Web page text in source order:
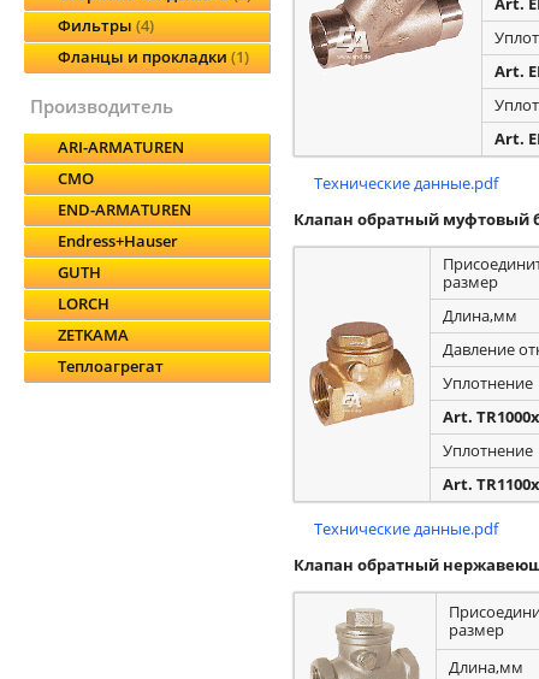
Фильтры 4
Фланцы и прокладки 1
производитель
ARI-ARMATUREN
CMO
END-ARMATUREN
Endress+Hauser
GUTH
LORCH
ZETKAMA
Теплоагрегат
Art.
Art.
Технические данные.pdf
Клапан обратный муфтовый
размер
Длина,мм
Давление
Уплотнение
Art.
Уплотнение
Art.
Технические данные.pdf
Клапан обратный
размер
Длина,мм